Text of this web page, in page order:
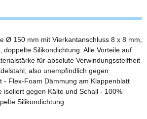
Ø 150 mm mit Vierkantanschluss 8 x 8 mm,
doppelte Silikondichtung. Alle Vorteile auf
für absolute Verwindungssteifheit
also unempfindlich gegen
- Flex-Foam Dämmung am Klappenblatt
isoliert gegen Kälte und Schall - 100%
Silikondichtung